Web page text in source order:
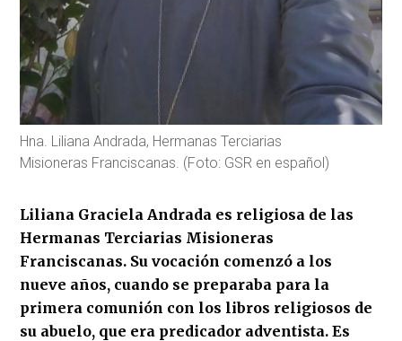
Hna. Liliana Andrada, Hermanas Terciarias
Misioneras Franciscanas. (Foto: GSR en español)
Liliana Graciela Andrada es religiosa de las
Hermanas Terciarias Misioneras
Franciscanas. Su vocación comenzó a los
nueve años, cuando se preparaba para la
primera comunión con los libros religiosos de
su abuelo, que era predicador adventista. Es